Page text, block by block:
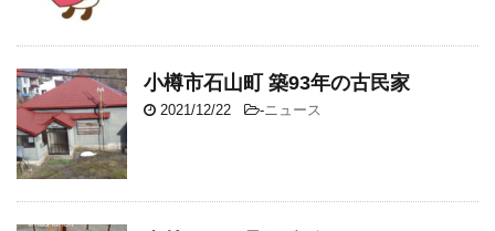
小樽市石山町 築93年の古民家
2021/12/22 -ニュース